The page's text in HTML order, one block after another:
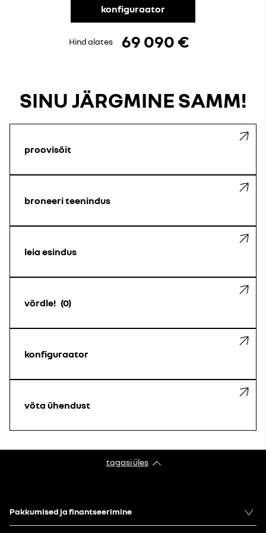
konfiguraator
Hind alates 69 090 €
SINU JÄRGMINE SAMM!
proovisõit
broneeri teenindus
leia esindus
võrdle! 0
konfiguraator
võta ühendust
tagasi üles
Pakkumised ja finantseerimine